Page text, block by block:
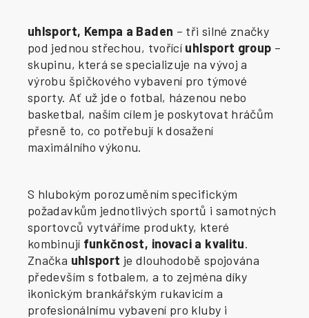
uhlsport, Kempa a Baden – tři silné značky
pod jednou střechou, tvořící uhlsport group –
skupinu, která se specializuje na vývoj a
výrobu špičkového vybavení pro týmové
sporty. Ať už jde o fotbal, házenou nebo
basketbal, naším cílem je poskytovat hráčům
přesně to, co potřebují k dosažení
maximálního výkonu.
S hlubokým porozuměním specifickým
požadavkům jednotlivých sportů i samotných
sportovců vytváříme produkty, které
kombinují funkčnost, inovaci a kvalitu.
Značka uhlsport je dlouhodobě spojována
především s fotbalem, a to zejména díky
ikonickým brankářským rukavicím a
profesionálnímu vybavení pro kluby i